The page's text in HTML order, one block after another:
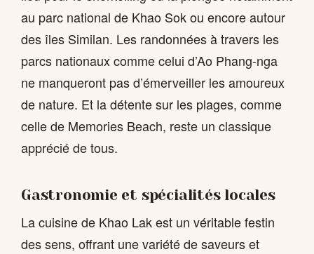
au parc national de Khao Sok ou encore autour
des îles Similan. Les randonnées à travers les
parcs nationaux comme celui d’Ao Phang-nga
ne manqueront pas d’émerveiller les amoureux
de nature. Et la détente sur les plages, comme
celle de Memories Beach, reste un classique
apprécié de tous.
Gastronomie et spécialités locales
La cuisine de Khao Lak est un véritable festin
des sens, offrant une variété de saveurs et